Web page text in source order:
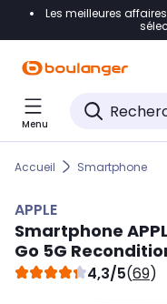
Accéder
Accéder directement
Accéder directement
Les meilleures
Menu
Accueil Smartphone
APPLE
Smartphone
Go 5G
4,3/5(69)